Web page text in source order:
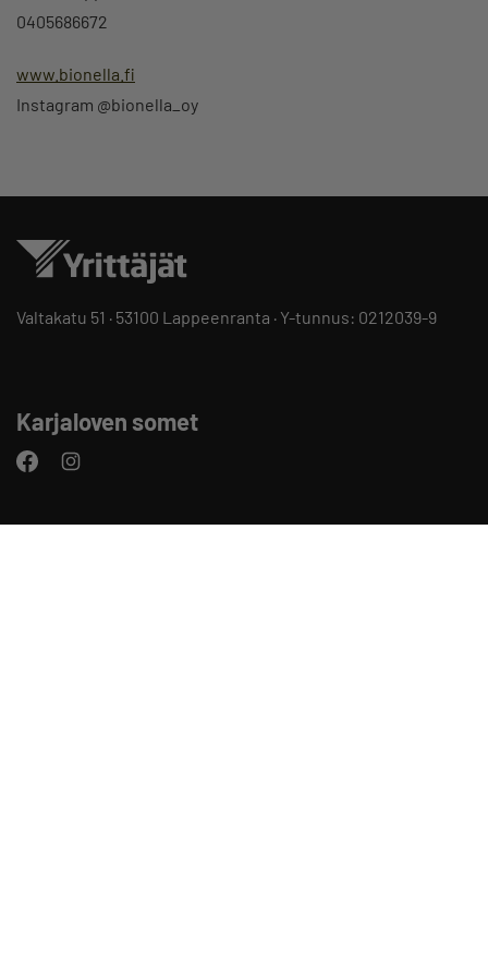
0405686672
www.bionella.fi
Instagram @bionella_oy
Valtakatu 51 · 53100 Lappeenranta · Y-tunnus: 0212039-9
Karjaloven somet